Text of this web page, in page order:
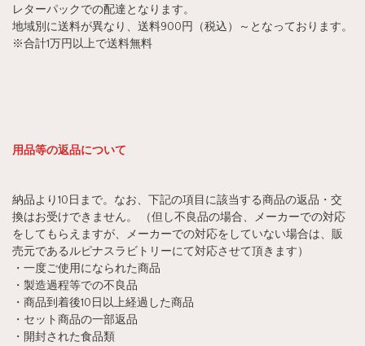
レターパックでの配達となります。
地域別に送料が異なり、送料900円（税込）～となっております。
※合計1万円以上で送料無料
用品等の返品について
納品より10日まで。なお、下記の項目に該当する商品の返品・交
換はお受けできません。 （但し不良品の場合、メーカーでの対応
をしてもらえますが、メーカーでの対応をしていない場合は、販
売元であるルピナスラビトリーにて対応させて頂きます）
・一度ご使用になられた商品
・製造過程等での不良品
・商品到着後10日以上経過した商品
・セット商品の一部返品
・開封された食品類